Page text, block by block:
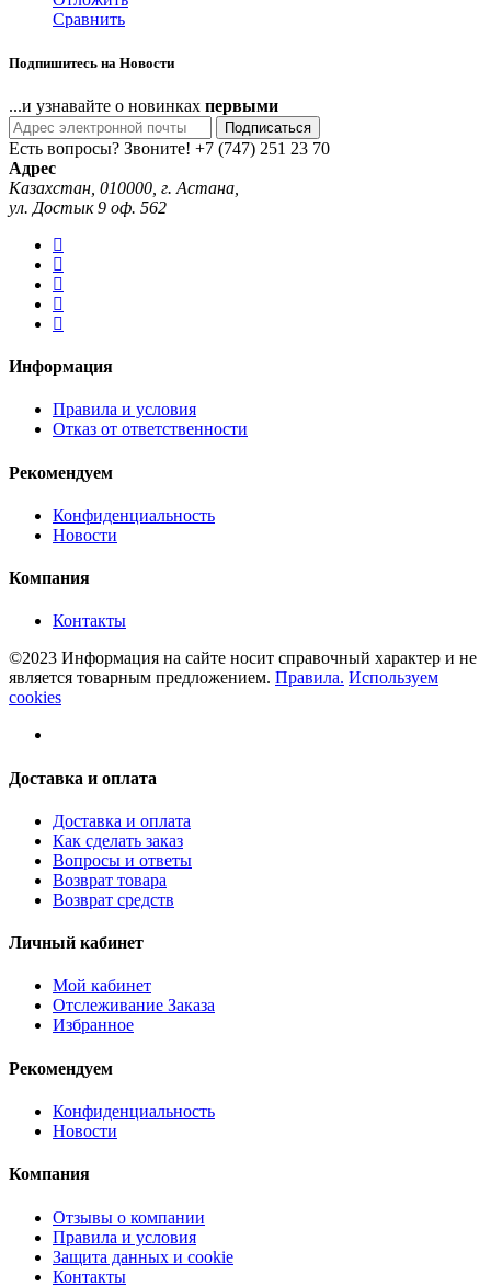
Сравнить
Подпишитесь на Новости
...и узнавайте о новинках первыми
Подписаться
Есть вопросы? Звоните! +7 (747) 251 23 70
Адрес
Казахстан, 010000, г. Астана,
ул. Достык 9 оф. 562
Информация
Правила и условия
Отказ от ответственности
Рекомендуем
Конфиденциальность
Новости
Компания
Контакты
©2023 Информация на сайте носит справочный характер и не
является товарным предложением. Правила. Используем
cookies
Доставка и оплата
Доставка и оплата
Как сделать заказ
Вопросы и ответы
Возврат товара
Возврат средств
Личный кабинет
Мой кабинет
Отслеживание Заказа
Избранное
Рекомендуем
Конфиденциальность
Новости
Компания
Отзывы о компании
Правила и условия
Защита данных и cookie
Контакты